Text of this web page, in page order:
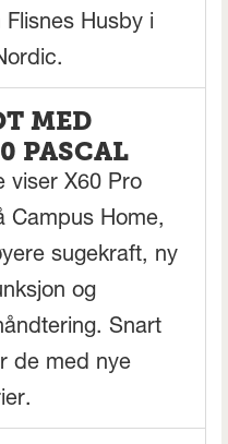
Husby i
MED
PASCAL
viser X60 Pro
Campus Home,
sugekraft, ny
og
Snart
de med nye